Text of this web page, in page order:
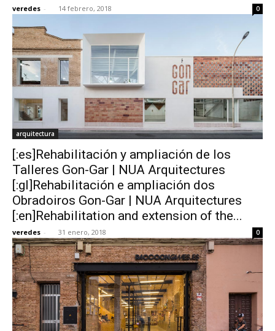
veredes - 14 febrero, 2018 0
arquitectura
[:es]Rehabilitación y ampliación de los
Talleres Gon-Gar | NUA Arquitectures
[:gl]Rehabilitación e ampliación dos
Obradoiros Gon-Gar | NUA Arquitectures
[:en]Rehabilitation and extension of the...
veredes - 31 enero, 2018 0